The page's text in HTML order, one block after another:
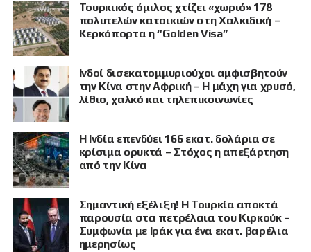
Τουρκικός όμιλος χτίζει «χωριό» 178
πολυτελών κατοικιών στη Χαλκιδική –
Κερκόπορτα η “Golden Visa”
Ινδοί δισεκατομμυριούχοι αμφισβητούν
την Κίνα στην Αφρική – Η μάχη για χρυσό,
λίθιο, χαλκό και τηλεπικοινωνίες
Η Ινδία επενδύει 166 εκατ. δολάρια σε
κρίσιμα ορυκτά – Στόχος η απεξάρτηση
από την Κίνα
Σημαντική εξέλιξη! Η Τουρκία αποκτά
παρουσία στα πετρέλαια του Κιρκούκ –
Συμφωνία με Ιράκ για ένα εκατ. βαρέλια
ημερησίως